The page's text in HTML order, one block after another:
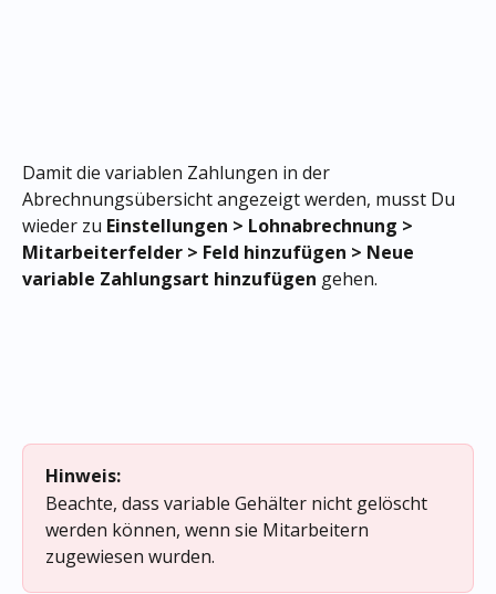
Damit die variablen Zahlungen in der
Abrechnungsübersicht angezeigt werden, musst Du
wieder zu Einstellungen > Lohnabrechnung >
Mitarbeiterfelder > Feld hinzufügen > Neue
variable Zahlungsart hinzufügen gehen.
Hinweis:
Beachte, dass variable Gehälter nicht gelöscht
werden können, wenn sie Mitarbeitern
zugewiesen wurden.